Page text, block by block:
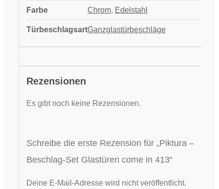
Farbe Chrom, Edelstahl
TürbeschlagsartGanzglastürbeschläge
Rezensionen
Es gibt noch keine Rezensionen.
Schreibe die erste Rezension für „Piktura –
Beschlag-Set Glastüren come in 413“
Deine E-Mail-Adresse wird nicht veröffentlicht.